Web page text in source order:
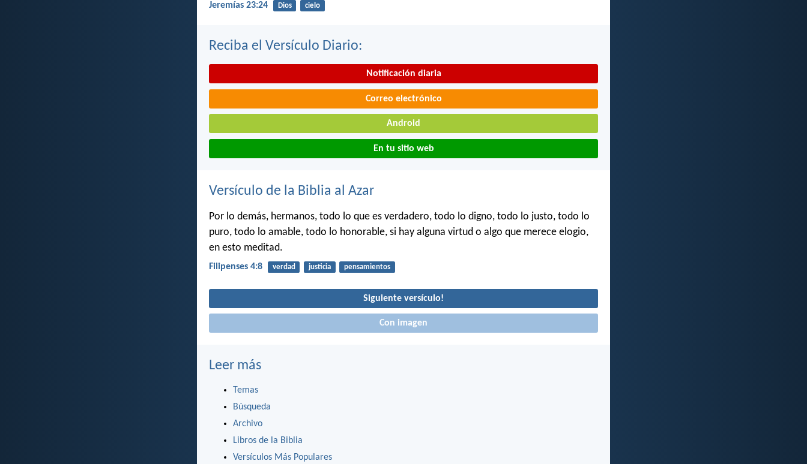
Jeremías 23:24 Dios cielo
Reciba el Versículo Diario:
Notificación diaria
Correo electrónico
Android
En tu sitio web
Versículo de la Biblia al Azar
Por lo demás, hermanos, todo lo que es verdadero, todo lo digno, todo lo justo, todo lo
puro, todo lo amable, todo lo honorable, si hay alguna virtud o algo que merece elogio,
en esto meditad.
Filipenses 4:8 verdad justicia pensamientos
Siguiente versículo!
Con imagen
Leer más
Temas
Búsqueda
Archivo
Libros de la Biblia
Versículos Más Populares